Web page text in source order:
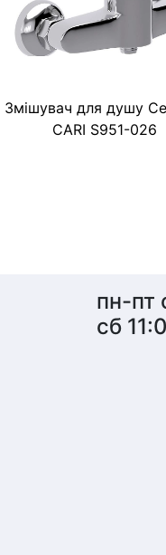
Змішувач для душу
CАRI S951-026
пн-пт
сб